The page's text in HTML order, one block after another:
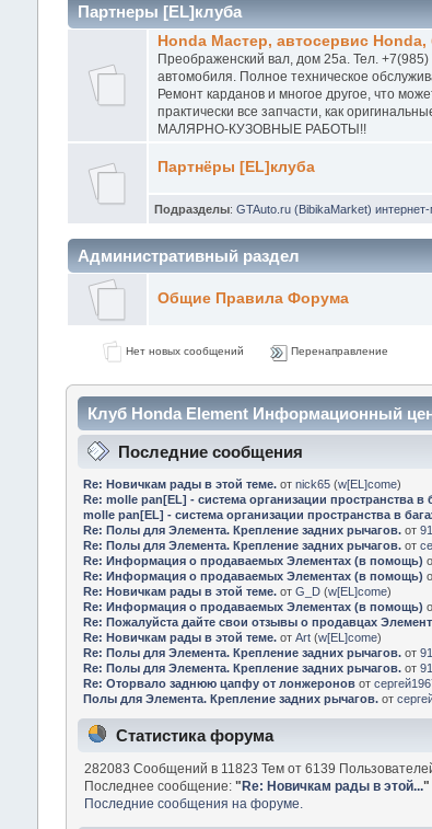
Партнеры [EL]клуба
Honda Мастер, автосервис
Преображенский вал, дом 25а. Тел.
автомобиля. Полное техническое
Ремонт карданов и многое другое, что
практически все запчасти, как
МАЛЯРНО-КУЗОВНЫЕ РАБОТЫ!!
Партнёры [EL]клуба
Подразделы: GTAuto.ru (BibikaMarket) интернет-
Административный раздел
Общие Правила Форума
Нет новых сообщений Перенаправление
Клуб Honda Element Информационный
Последние сообщения
Re: Новичкам рады в этой теме. отnick65 (w[EL]come)
Re: molle pan[EL] - система организации пространства в
molle pan[EL] - система организации пространства в
Re: Полы для Элемента. Крепление задних рычагов. от
Re: Полы для Элемента. Крепление задних рычагов. от
Re: Информация о продаваемых Элементах (в помощь)
Re: Информация о продаваемых Элементах (в помощь)
Re: Новичкам рады в этой теме. отG_D (w[EL]come)
Re: Информация о продаваемых Элементах (в помощь)
Re: Пожалуйста дайте свои отзывы о продавцах
Re: Новичкам рады в этой теме. отArt (w[EL]come)
Re: Полы для Элемента. Крепление задних рычагов. от
Re: Полы для Элемента. Крепление задних рычагов. от
Re: Оторвало заднюю цапфу от лонжеронов от
Полы для Элемента. Крепление задних рычагов. от
Статистика форума
282083 Сообщений в 11823 Тем от 6139
Последнее сообщение: " Re: Новичкам рады в этой..."
Последние сообщения на форуме.